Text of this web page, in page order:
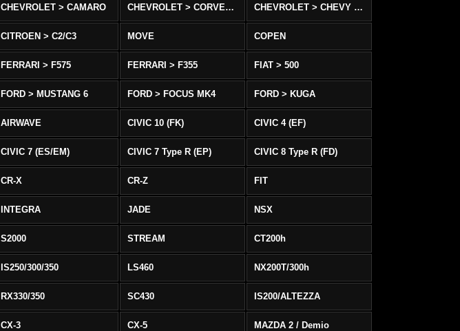
CHEVROLET > CAMARO CHEVROLET > CORVETTE C5/C6 CHEVROLET > CHEVY SS
CITROEN > C2/C3 MOVE COPEN
FERRARI > F575 FERRARI > F355 FIAT > 500
FORD > MUSTANG 6 FORD > FOCUS MK4 FORD > KUGA
AIRWAVE CIVIC 10 (FK) CIVIC 4 (EF)
CIVIC 7 (ES/EM) CIVIC 7 Type R (EP) CIVIC 8 Type R (FD)
CR-X CR-Z FIT
INTEGRA JADE NSX
S2000 STREAM CT200h
IS250/300/350 LS460 NX200T/300h
RX330/350 SC430 IS200/ALTEZZA
CX-3 CX-5 MAZDA 2 / Demio